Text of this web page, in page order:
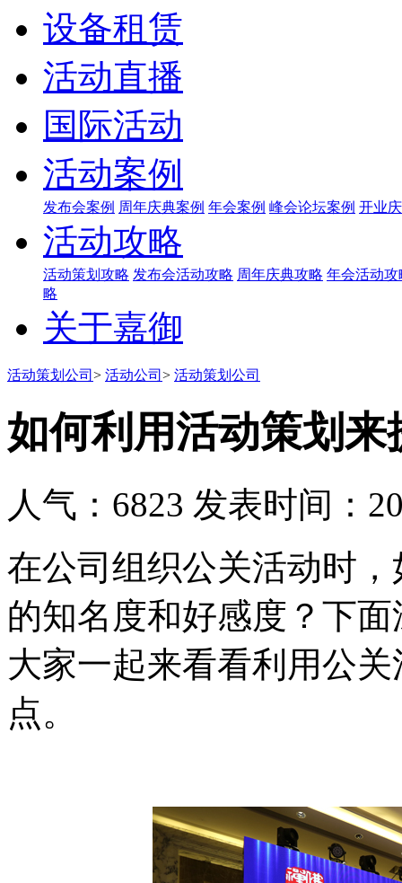
设备租赁
活动直播
国际活动
活动案例
发布会案例 周年庆典案例 年会案例 峰会论坛案例 开业
活动攻略
活动策划攻略 发布会活动攻略 周年庆典攻略 年会活动攻
略
关于嘉御
活动策划公司 > 活动公司 > 活动策划公司
如何利用活动策划
人气：6823 发表时间：
在公司组织公关活动时
的知名度和好感度？下
大家一起来看看利用公
点。